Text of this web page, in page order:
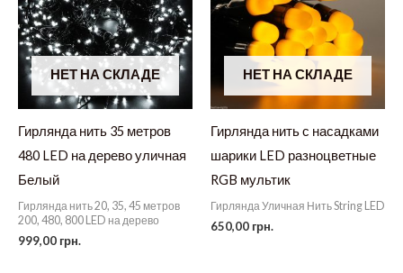
НЕТ НА СКЛАДЕ
Гирлянда нить 35 метров
480 LED на дерево уличная
Белый
Гирлянда нить 20, 35, 45 метров
200, 480, 800 LED на дерево
999,00 грн.
НЕТ НА СКЛАДЕ
Гирлянда нить с насадками
шарики LED разноцветные
RGB мультик
Гирлянда Уличная Нить String LED
650,00 грн.